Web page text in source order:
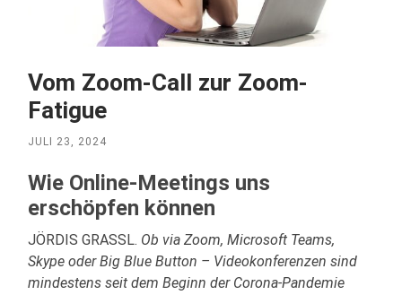
Vom Zoom-Call zur Zoom-
Fatigue
JULI 23, 2024
Wie Online-Meetings uns
erschöpfen können
JÖRDIS GRASSL. Ob via Zoom, Microsoft Teams,
Skype oder Big Blue Button – Videokonferenzen sind
mindestens seit dem Beginn der Corona-Pandemie